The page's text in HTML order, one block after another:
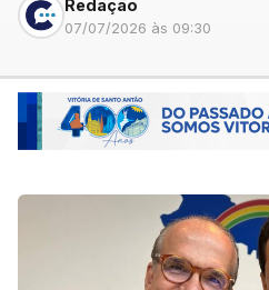
Redação
07/07/2026 às 09:30